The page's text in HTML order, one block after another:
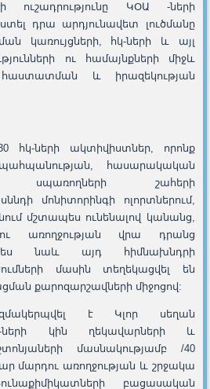
ուշադրությունը ԿՕԱ -ների
դրա արդյունավետ լուծմանը
կառույցների, հկ-ների և այլ
ու համայնքների միջև
հաստատման և իրազեկության
ների ակտիվիստներ, որոնք
հասարակական
սպառողների շահերի
մոնիտորինգի ոլորտներում,
մշտապես ունենալով կանանց,
առողջության վրա դրանց
նաև այդ հիմնախնդրի
մասին տեղեկացվել են
քարոզարշավների միջոցով:
է Կլոր սեղան
ների կին ղեկավարների և
մասնակությամբ /40
մարդու առողջության և շրջակա
բացասական